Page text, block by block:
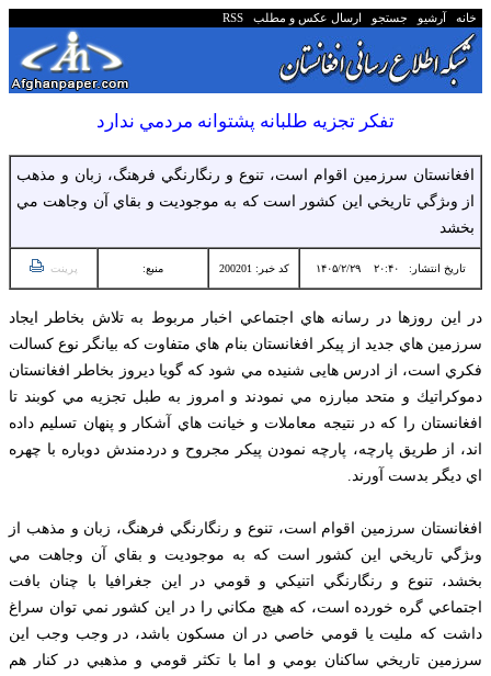
خانه آرشیو جستجو ارسال عکس و مطلب RSS
تفكر تجزيه طلبانه پشتوانه مردمي ندارد
افغانستان سرزمين اقوام است، تنوع و رنگارنگي فرهنگ، زبان و مذهب
از وىژگي تاريخي اين كشور است كه به موجوديت و بقاي آن وجاهت مي
بخشد
تاریخ انتشار: ۲۰:۴۰ ۱۴۰۵/۲/۲۹ کد خبر: 200201 منبع: پرینت
در اين روزها در رسانه هاي اجتماعي اخبار مربوط به تلاش بخاطر ايجاد
سرزمين هاي جديد از پيكر افغانستان بنام هاي متفاوت كه بيانگر نوع كسالت
فكري است، از ادرس هايی شنيده مي شود كه گويا ديروز بخاطر افغانستان
دموكراتيك و متحد مبارزه مي نمودند و امروز به طبل تجزيه مي كوبند تا
افغانستان را كه در نتيجه معاملات و خيانت هاي آشكار و پنهان تسليم داده
اند، از طريق پارچه، پارچه نمودن پيكر مجروح و دردمندش دوباره با چهره
اي ديگر بدست آورند.
افغانستان سرزمين اقوام است، تنوع و رنگارنگي فرهنگ، زبان و مذهب از
وىژگي تاريخي اين كشور است كه به موجوديت و بقاي آن وجاهت مي
بخشد، تنوع و رنگارنگي اتنيكي و قومي در اين جغرافيا با چنان بافت
اجتماعي گره خورده است، كه هيچ مكاني را در اين كشور نمي توان سراغ
داشت كه مليت يا قومي خاصي در ان مسكون باشد، در وجب وجب اين
سرزمين تاريخي ساكنان بومي و اما با تكثر قومي و مذهبي در كنار هم